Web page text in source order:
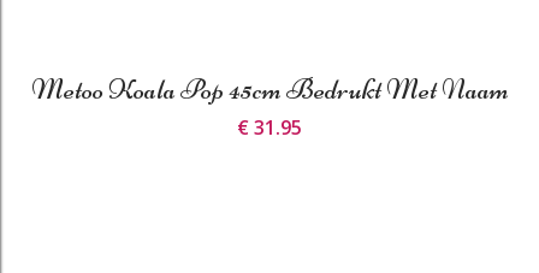
Metoo Koala Pop 45cm Bedrukt Met Naam
€ 31.95